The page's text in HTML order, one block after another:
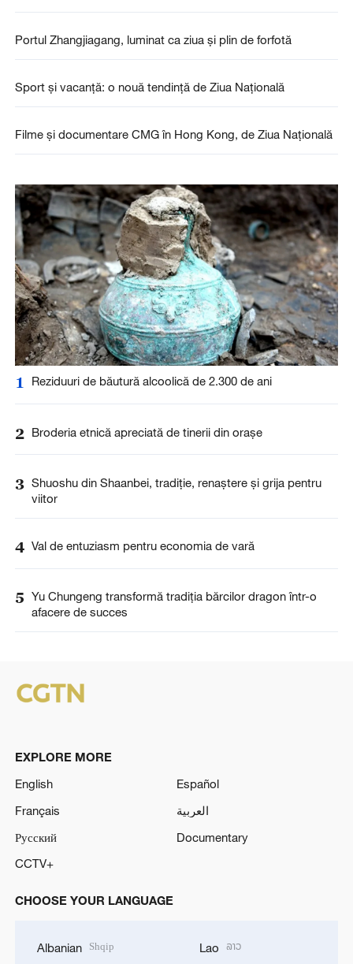
Portul Zhangjiagang, luminat ca ziua și plin de forfotă
Sport și vacanță: o nouă tendință de Ziua Națională
Filme și documentare CMG în Hong Kong, de Ziua Națională
1 Reziduuri de băutură alcoolică de 2.300 de ani
2 Broderia etnică apreciată de tinerii din orașe
3 Shuoshu din Shaanbei, tradiție, renaștere și grija pentru
viitor
4 Val de entuziasm pentru economia de vară
5 Yu Chungeng transformă tradiția bărcilor dragon într-o
afacere de succes
EXPLORE MORE
English
Español
Français
العربية
Русский
Documentary
CCTV+
CHOOSE YOUR LANGUAGE
Albanian Shqip Lao ລາວ